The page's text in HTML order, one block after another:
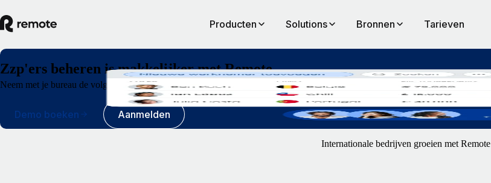
Producten Solutions Bronnen Tarieven
Zzp'ers beheren is makkelijker met Remote
Neem met je bureau de volgende stap en vereenvoudig het beheer van je zzp'ers, van onboarding tot betaling.
Demo boeken Aanmelden
Internationale bedrijven groeien met Remote